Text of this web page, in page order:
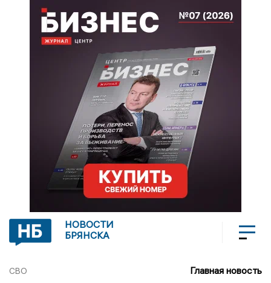
НОВОСТИ
БРЯНСКА
СВО Главная новость